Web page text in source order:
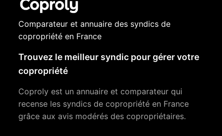
Comparateur et annuaire des syndics de
copropriété en France
Trouvez le meilleur syndic pour gérer votre
copropriété
Coproly est un annuaire et comparateur qui
recense les syndics de copropriété en France
grâce aux avis modérés des copropriétaires.